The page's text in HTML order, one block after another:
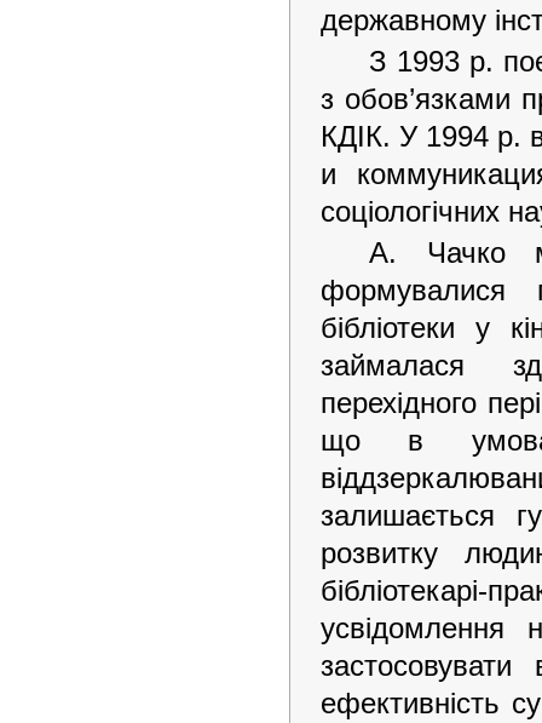
державному
З 1993 р.
з обов’язками
КДІК. У 1994 р.
и
соціологічних
А. Чачко
формувалися
бібліотеки у
займалася
перехідного
що в умовах
залишається
розвитку
бібліотекарі-
усвідомлення
ефективність